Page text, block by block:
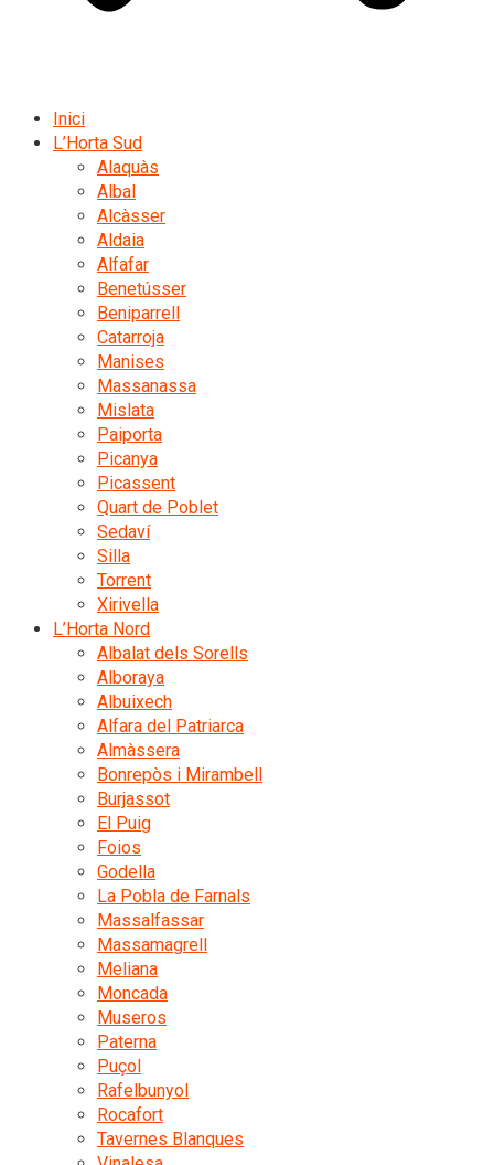
Inici
L’Horta Sud
Alaquàs
Albal
Alcàsser
Aldaia
Alfafar
Benetússer
Beniparrell
Catarroja
Manises
Massanassa
Mislata
Paiporta
Picanya
Picassent
Quart de Poblet
Sedaví
Silla
Torrent
Xirivella
L’Horta Nord
Albalat dels Sorells
Alboraya
Albuixech
Alfara del Patriarca
Almàssera
Bonrepòs i Mirambell
Burjassot
El Puig
Foios
Godella
La Pobla de Farnals
Massalfassar
Massamagrell
Meliana
Moncada
Museros
Paterna
Puçol
Rafelbunyol
Rocafort
Tavernes Blanques